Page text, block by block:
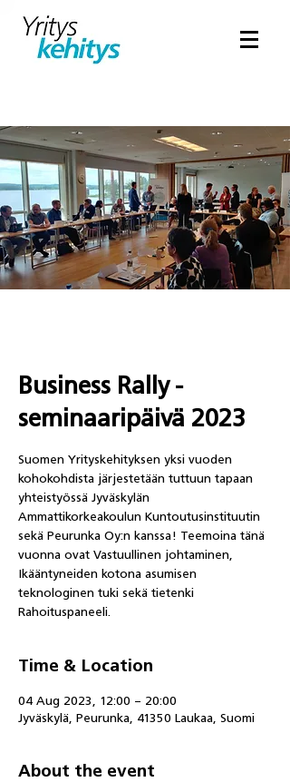
Business Rally -
seminaaripäivä 2023
Suomen Yrityskehityksen yksi vuoden
kohokohdista järjestetään tuttuun tapaan
yhteistyössä Jyväskylän
Ammattikorkeakoulun Kuntoutusinstituutin
sekä Peurunka Oy:n kanssa! Teemoina tänä
vuonna ovat Vastuullinen johtaminen,
Ikääntyneiden kotona asumisen
teknologinen tuki sekä tietenki
Rahoituspaneeli.
Time & Location
04 Aug 2023, 12:00 – 20:00
Jyväskylä, Peurunka, 41350 Laukaa, Suomi
About the event